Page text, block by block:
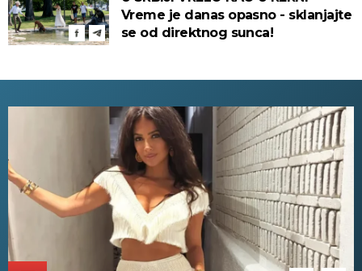
Vreme je danas opasno - sklanjajte
se od direktnog sunca!